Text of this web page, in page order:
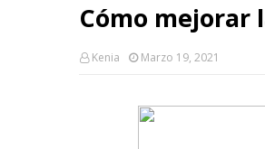
Cómo mejorar
Kenia Marzo 19, 2021